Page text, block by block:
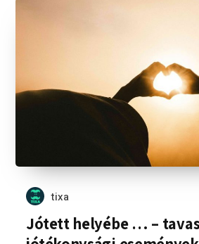
tixa
Jótett helyébe … –